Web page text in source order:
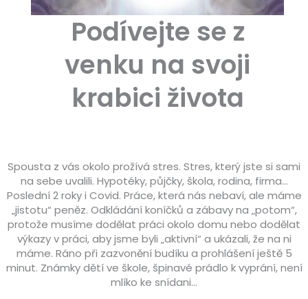
Podívejte se z
venku na svoji
krabici života
Spousta z vás okolo prožívá stres. Stres, který jste si sami
na sebe uvalili. Hypotéky, půjčky, škola, rodina, firma…
Poslední 2 roky i Covid. Práce, která nás nebaví, ale máme
„jistotu“ peněz. Odkládání koníčků a zábavy na „potom“,
protože musíme dodělat práci okolo domu nebo dodělat
výkazy v práci, aby jsme byli „aktivní“ a ukázali, že na ni
máme. Ráno při zazvonění budíku a prohlášení ještě 5
minut. Známky dětí ve škole, špinavé prádlo k vyprání, není
mlíko ke snídani…